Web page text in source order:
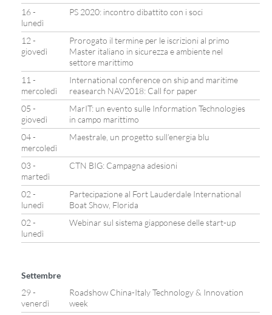
16 -
lunedì
PS 2020: incontro dibattito con i soci
12 -
giovedì
Prorogato il termine per le iscrizioni al primo
Master italiano in sicurezza e ambiente nel
settore marittimo
11 -
mercoledì
International conference on ship and maritime
reasearch NAV2018: Call for paper
05 -
giovedì
MarIT: un evento sulle Information Technologies
in campo marittimo
04 -
mercoledì
Maestrale, un progetto sull’energia blu
03 -
martedì
CTN BIG: Campagna adesioni
02 -
lunedì
Partecipazione al Fort Lauderdale International
Boat Show, Florida
02 -
lunedì
Webinar sul sistema giapponese delle start-up
Settembre
29 -
venerdì
Roadshow China-Italy Technology & Innovation
week